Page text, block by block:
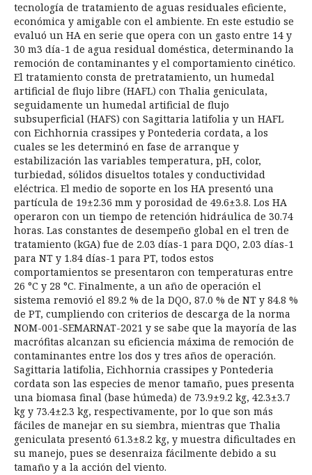
tecnología de tratamiento de aguas residuales eficiente,
económica y amigable con el ambiente. En este estudio se
evaluó un HA en serie que opera con un gasto entre 14 y
30 m3 día-1 de agua residual doméstica, determinando la
remoción de contaminantes y el comportamiento cinético.
El tratamiento consta de pretratamiento, un humedal
artificial de flujo libre (HAFL) con Thalia geniculata,
seguidamente un humedal artificial de flujo
subsuperficial (HAFS) con Sagittaria latifolia y un HAFL
con Eichhornia crassipes y Pontederia cordata, a los
cuales se les determinó en fase de arranque y
estabilización las variables temperatura, pH, color,
turbiedad, sólidos disueltos totales y conductividad
eléctrica. El medio de soporte en los HA presentó una
partícula de 19±2.36 mm y porosidad de 49.6±3.8. Los HA
operaron con un tiempo de retención hidráulica de 30.74
horas. Las constantes de desempeño global en el tren de
tratamiento (kGA) fue de 2.03 días-1 para DQO, 2.03 días-1
para NT y 1.84 días-1 para PT, todos estos
comportamientos se presentaron con temperaturas entre
26 °C y 28 °C. Finalmente, a un año de operación el
sistema removió el 89.2 % de la DQO, 87.0 % de NT y 84.8 %
de PT, cumpliendo con criterios de descarga de la norma
NOM-001-SEMARNAT-2021 y se sabe que la mayoría de las
macrófitas alcanzan su eficiencia máxima de remoción de
contaminantes entre los dos y tres años de operación.
Sagittaria latifolia, Eichhornia crassipes y Pontederia
cordata son las especies de menor tamaño, pues presenta
una biomasa final (base húmeda) de 73.9±9.2 kg, 42.3±3.7
kg y 73.4±2.3 kg, respectivamente, por lo que son más
fáciles de manejar en su siembra, mientras que Thalia
geniculata presentó 61.3±8.2 kg, y muestra dificultades en
su manejo, pues se desenraiza fácilmente debido a su
tamaño y a la acción del viento.